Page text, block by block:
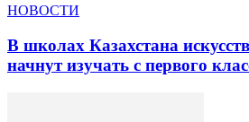
НОВОСТИ
В школах Казахстана
начнут изучать с первого